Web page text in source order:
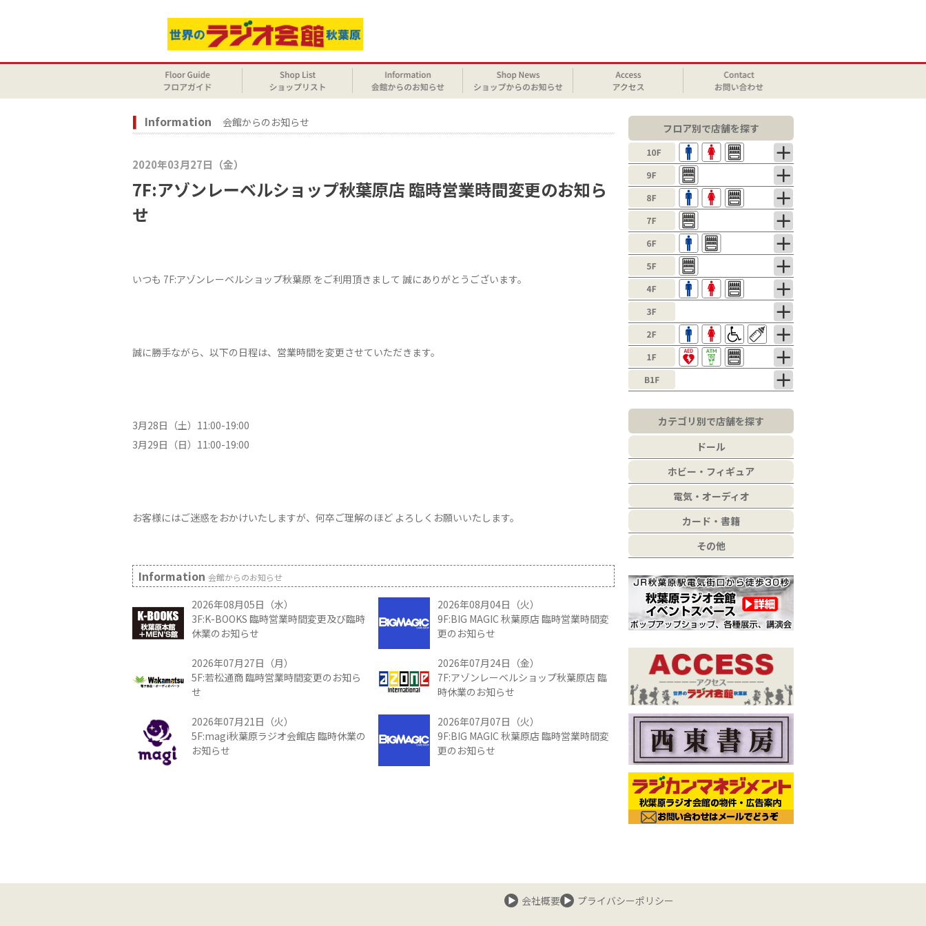
Information 会館からのお知らせ
2020年03月27日（金）
7F:アゾンレーベルショップ秋葉原店 臨時営業時間変更のお知ら
せ
いつも 7F:アゾンレーベルショップ秋葉原 をご利用頂きまして 誠にありがとうございます。
誠に勝手ながら、以下の日程は、営業時間を変更させていただきます。
3月28日（土）11:00-19:00
3月29日（日）11:00-19:00
お客様にはご迷惑をおかけいたしますが、何卒ご理解のほど よろしくお願いいたします。
Information 会館からのお知らせ
2026年08月05日（水）
3F:K-BOOKS 臨時営業時間変更及び臨時
休業のお知らせ
2026年08月04日（火）
9F:BIG MAGIC 秋葉原店 臨時営業時間変
更のお知らせ
2026年07月27日（月）
5F:若松通商 臨時営業時間変更のお知ら
せ
2026年07月24日（金）
7F:アゾンレーベルショップ秋葉原店 臨
時休業のお知らせ
2026年07月21日（火）
5F:magi秋葉原ラジオ会館店 臨時休業の
お知らせ
2026年07月07日（火）
9F:BIG MAGIC 秋葉原店 臨時営業時間変
更のお知らせ
フロア別で店舗を探す
カテゴリ別で店舗を探す
ドール
ホビー・フィギュア
電気・オーディオ
カード・書籍
その他
会社概要 プライバシーポリシー